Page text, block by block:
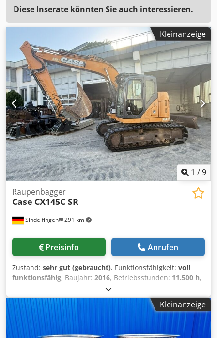
Diese Inserate könnten Sie auch interessieren.
Kleinanzeige
1 /9
Sindelfingen 291 km
Raupenbagger
Case CX145C SR
Preisinfo Anrufen
Zustand: sehr gut (gebraucht), Funktionsfähigkeit: voll
funktionsfähig, Baujahr: 2016, Betriebsstunden: 11.500 h,
* 11.500 Stunden * Einsatzgewicht 15.700 kg *
Motorleistung 77 kW * Roadliner * hyd Schnellwechsler
Dedsy Rm H Ejpfx Abzskr * Klimaanlage
Kleinanzeige